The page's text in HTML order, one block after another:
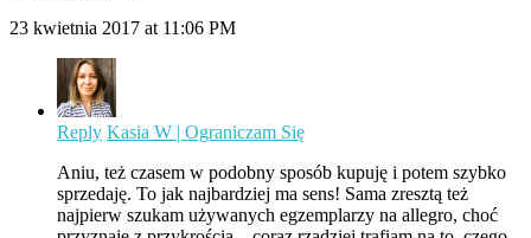
23 kwietnia 2017 at 11:06 PM
Reply Kasia W | Ograniczam Się
Aniu, też czasem w podobny sposób kupuję i potem szybko
sprzedaję. To jak najbardziej ma sens! Sama zresztą też
najpierw szukam używanych egzemplarzy na allegro, choć